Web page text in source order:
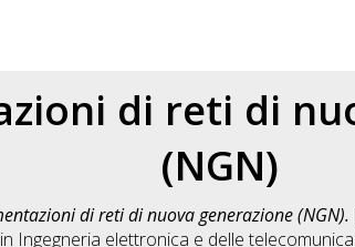
di reti di
(NGN)
di reti di nuova generazione (NGN).
Ingegneria elettronica e delle